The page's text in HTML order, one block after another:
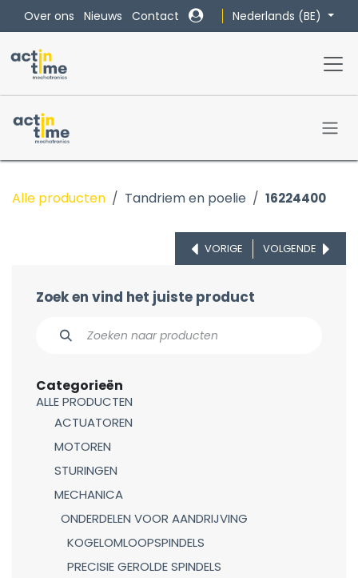
Overslaan naar inhoud
Over ons Nieuws Contact Nederlands (BE)
Alle producten Tandriem en poelie 16224400
VORIGE VOLGENDE
Zoek en vind het juiste product
Categorieën
ALLE PRODUCTEN
ACTUATOREN
MOTOREN
STURINGEN
MECHANICA
ONDERDELEN VOOR AANDRIJVING
KOGELOMLOOPSPINDELS
PRECISIE GEROLDE SPINDELS